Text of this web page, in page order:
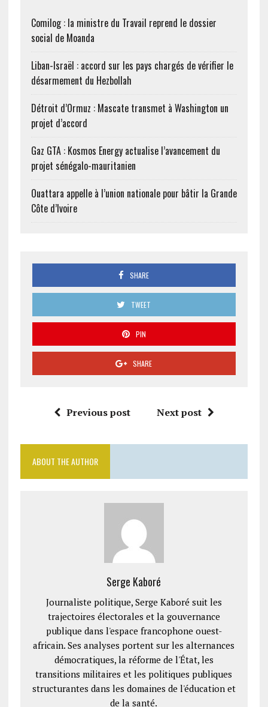
Comilog : la ministre du Travail reprend le dossier
social de Moanda
Liban-Israël : accord sur les pays chargés de vérifier le
désarmement du Hezbollah
Détroit d’Ormuz : Mascate transmet à Washington un
projet d’accord
Gaz GTA : Kosmos Energy actualise l’avancement du
projet sénégalo-mauritanien
Ouattara appelle à l’union nationale pour bâtir la Grande
Côte d’Ivoire
SHARE
TWEET
PIN
SHARE
Previous post Next post
ABOUT THE AUTHOR
Serge Kaboré
Journaliste politique, Serge Kaboré suit les
trajectoires électorales et la gouvernance
publique dans l'espace francophone ouest-
africain. Ses analyses portent sur les alternances
démocratiques, la réforme de l'État, les
transitions militaires et les politiques publiques
structurantes dans les domaines de l'éducation et
de la santé.